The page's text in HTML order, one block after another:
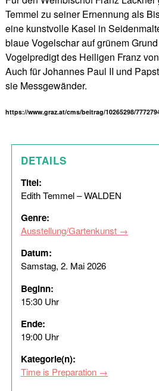
Temmel zu seiner Ernennung als
eine kunstvolle Kasel in
blaue Vogelschar auf grünem
Vogelpredigt des Heiligen Franz
Auch für Johannes Paul II und
sie Messgewänder.
https://www.graz.at/cms/beitrag/10265298/
DETAILS
Titel:
Edith Temmel – WALDEN
Genre:
Ausstellung/Gartenkunst
Datum:
Samstag, 2. Mai 2026
Beginn:
15:30 Uhr
Ende:
19:00 Uhr
Kategorie(n):
Time is Preparation